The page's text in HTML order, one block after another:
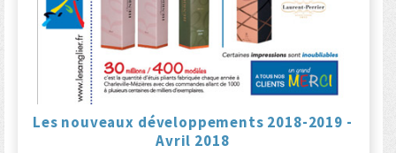
Les nouveaux développements 2018-2019 -
Avril 2018